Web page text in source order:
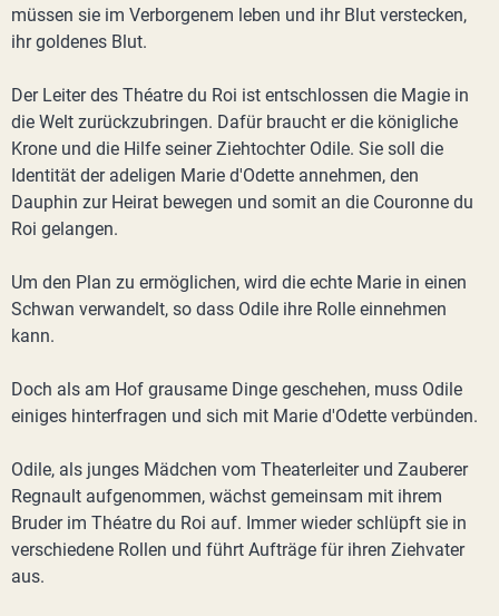
müssen sie im Verborgenem leben und ihr Blut verstecken,
ihr goldenes Blut.
Der Leiter des Théatre du Roi ist entschlossen die Magie in
die Welt zurückzubringen. Dafür braucht er die königliche
Krone und die Hilfe seiner Ziehtochter Odile. Sie soll die
Identität der adeligen Marie d'Odette annehmen, den
Dauphin zur Heirat bewegen und somit an die Couronne du
Roi gelangen.
Um den Plan zu ermöglichen, wird die echte Marie in einen
Schwan verwandelt, so dass Odile ihre Rolle einnehmen
kann.
Doch als am Hof grausame Dinge geschehen, muss Odile
einiges hinterfragen und sich mit Marie d'Odette verbünden.
Odile, als junges Mädchen vom Theaterleiter und Zauberer
Regnault aufgenommen, wächst gemeinsam mit ihrem
Bruder im Théatre du Roi auf. Immer wieder schlüpft sie in
verschiedene Rollen und führt Aufträge für ihren Ziehvater
aus.